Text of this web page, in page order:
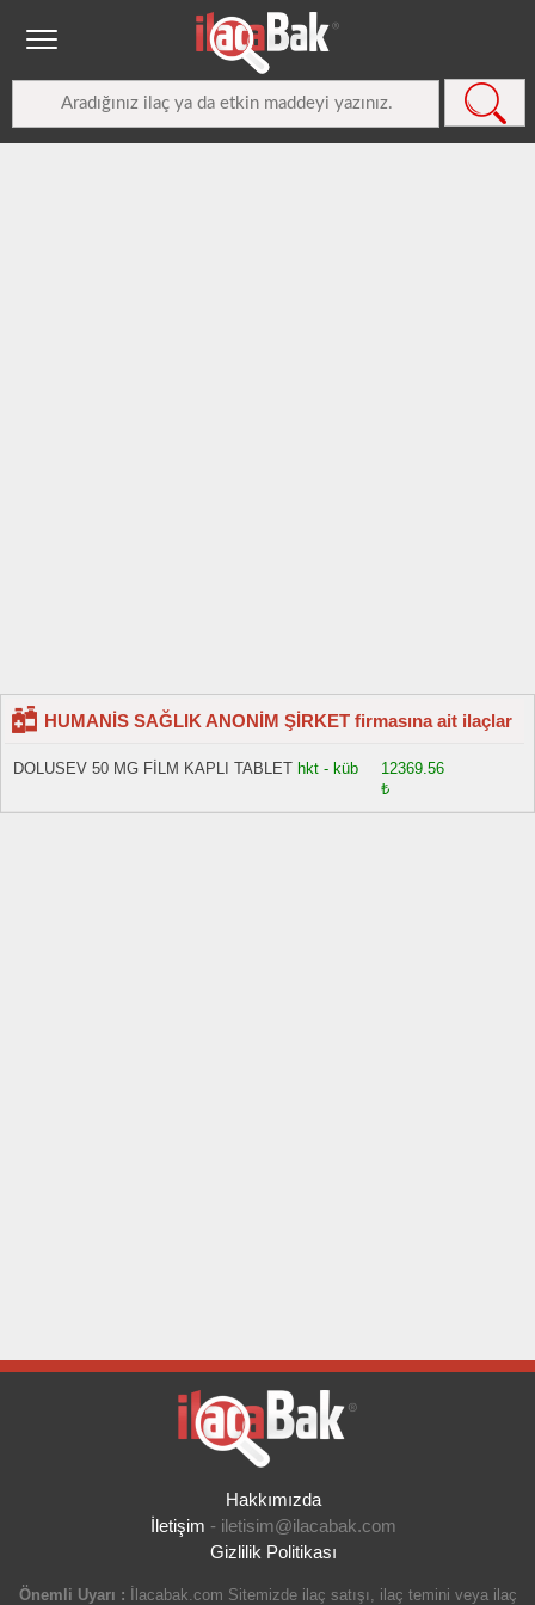
HUMANİS SAĞLIK ANONİM ŞİRKET firmasına ait ilaçlar
DOLUSEV 50 MG FİLM KAPLI TABLET hkt - küb
12369.56
₺
Hakkımızda
İletişim - iletisim@ilacabak.com
Gizlilik Politikası
Önemli Uyarı : İlacabak.com Sitemizde ilaç satışı, ilaç temini veya ilaç